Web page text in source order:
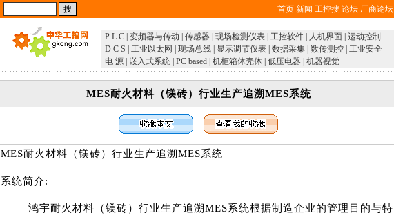
首页 新闻 工控搜 论坛 厂商论坛
P L C 变频器与传动 传感器 现场检测仪表 工控软件 人机界面 运动控制
D C S
工业以太网 现场总线 显示调节仪表 数据采集 数传测控 工业安全
电 源 嵌入式系统 PC based 机柜箱体壳体 低压电器 机器视觉
MES耐火材料（镁砖）行业生产追溯MES系统
MES耐火材料（镁砖）行业生产追溯MES系统
系统简介:
鸿宇耐火材料（镁砖）行业生产追溯MES系统根据制造企业的管理目的与特